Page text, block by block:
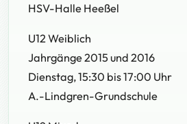
HSV-Halle Heeßel
U12 Weiblich
Jahrgänge 2015 und 2016
Dienstag, 15:30 bis 17:00 Uhr
A.-Lindgren-Grundschule